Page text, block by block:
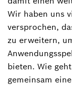
Wir haben uns
versprochen,
zu erweitern,
bieten. Wie
gemeinsam